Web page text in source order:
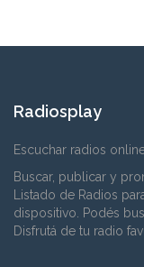
Radiosplay
Escuchar radios
Buscar, publicar y
Listado de Radios
dispositivo. Podés
Disfrutá de tu radio